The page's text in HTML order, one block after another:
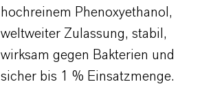
hochreinem Phenoxyethanol,
weltweiter Zulassung, stabil,
wirksam gegen Bakterien und
sicher bis 1 % Einsatzmenge.